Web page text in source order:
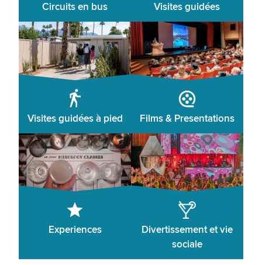
Circuits en bus Visites guidées
Visites guidées à pied Films & Presentations
Experiences
Divertissement et vie
sociale